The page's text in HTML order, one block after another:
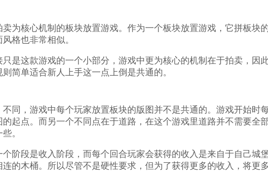
为核心机制的板块放置游戏。作为一个板块放置游戏，它拼板块
格也非常相似。
只是这款游戏的一个小部分，游戏中更为核心的机制在于拍卖，因
简单适合新人上手这一点上倒是共通的。
不同，游戏中每个玩家放置板块的版图并不是共通的。游戏开始时
的起点。而另一个不同点在于道路，在这个游戏里道路并不需要全
。
个阶段是收入阶段，而每个回合玩家会获得的收入是来自于自己城
连的木桶。所以尽管不是硬性要求，但为了获得更多的收入，将更